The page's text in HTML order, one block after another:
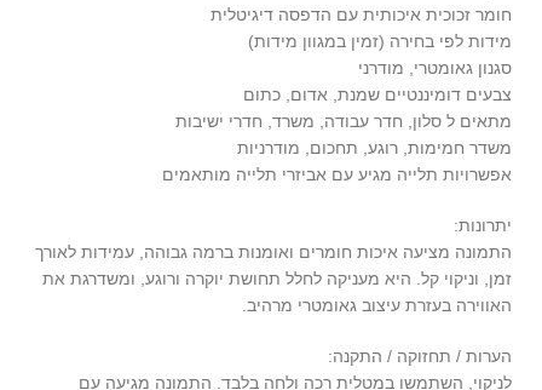
חומר זכוכית איכותית עם הדפסה דיגיטלית
מידות לפי בחירה (זמין במגוון מידות)
סגנון גאומטרי, מודרני
צבעים דומיננטיים שמנת, אדום, כתום
מתאים ל סלון, חדר עבודה, משרד, חדרי ישיבות
משדר חמימות, רוגע, תחכום, מודרניות
אפשרויות תלייה מגיע עם אביזרי תלייה מותאמים
יתרונות:
התמונה מציעה איכות חומרים ואומנות ברמה גבוהה, עמידות לאורך
זמן, וניקוי קל. היא מעניקה לחלל תחושת יוקרה ורוגע, ומשדרגת את
האווירה בעזרת עיצוב גאומטרי מרהיב.
הערות / תחזוקה / התקנה:
לניקוי, השתמשו במטלית רכה ולחה בלבד. התמונה מגיעה עם